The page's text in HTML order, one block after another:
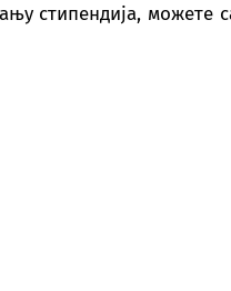
стипендија, можете